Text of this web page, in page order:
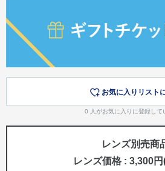
お気に入りリスト
0 人がお気に入りに登録して
レンズ別売商
レンズ価格 : 3,300